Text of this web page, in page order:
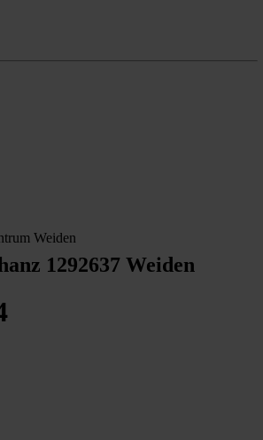
Weiden
1292637 Weiden